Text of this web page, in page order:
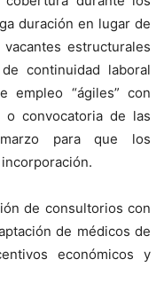
duración en lugar de
estructurales
continuidad laboral
empleo “ágiles” con
o convocatoria de las
para que los
de consultorios con
de médicos de
económicos y